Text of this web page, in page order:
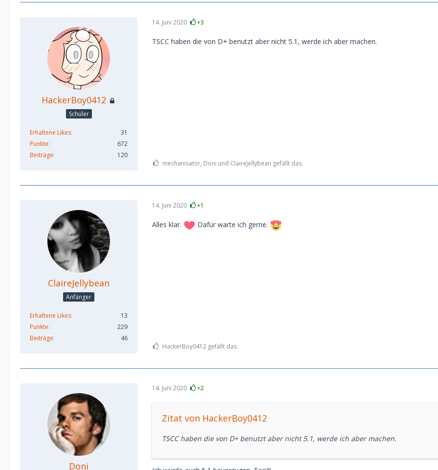
HackerBoy0412
Schüler
Erhaltene Likes
31
Punkte
672
Beiträge
120
14. Juni 2020 +3
TSCC haben die von D+ benutzt aber nicht 5.1, werde ich aber machen.
mechanisator, Doni und ClaireJellybean gefällt das.
ClaireJellybean
Anfänger
Erhaltene Likes
13
Punkte
229
Beiträge
46
14. Juni 2020 +1
Alles klar. Dafür warte ich gerne.
HackerBoy0412 gefällt das.
Doni
14. Juni 2020 +2
Zitat von HackerBoy0412
TSCC haben die von D+ benutzt aber nicht 5.1, werde ich aber machen.